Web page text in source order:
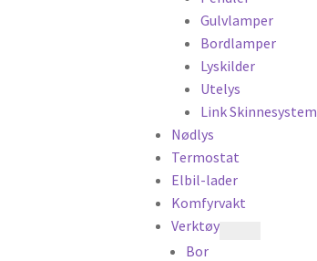
Gulvlamper
Bordlamper
Lyskilder
Utelys
Link Skinnesystem
Nødlys
Termostat
Elbil-lader
Komfyrvakt
Verktøy
Bor